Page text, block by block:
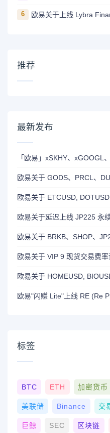
6 欧易关于上线 Lybra
推荐
最新发布
欧易关于 GODS、PRCL、
欧易关于延迟上线 JP225 永
欧易关于 VIP 9 现货交易费
标签
BTC ETH 加密货币
美联储 Binance 交
巨鲸 SEC 区块链